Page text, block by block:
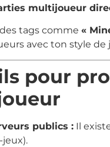
multijoueur
tags comme «
avec ton style de
pour
publics : Il